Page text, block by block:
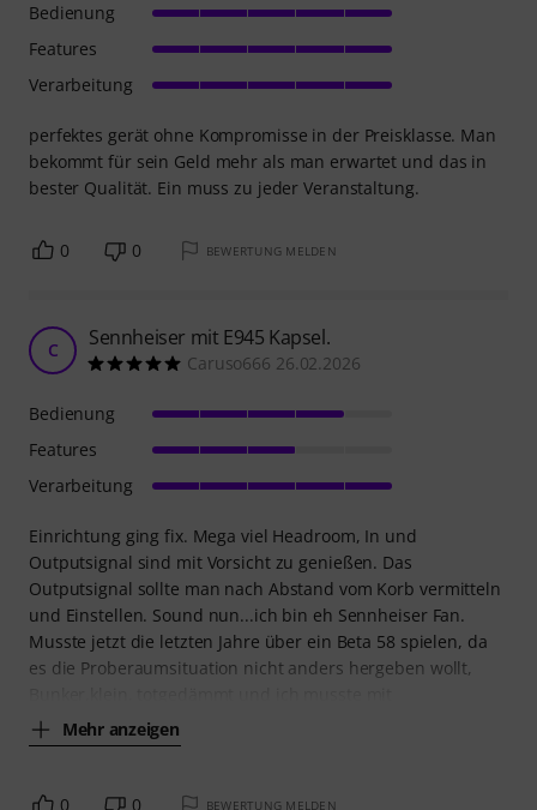
perfektes gerät ohne Kompromisse in der Preisklasse. Man
bekommt für sein Geld mehr als man erwartet und das in
bester Qualität. Ein muss zu jeder Veranstaltung.
Bedienung
Features
Verarbeitung
0 0 BEWERTUNG MELDEN
C Sennheiser mit E945 Kapsel.
Caruso666 26.02.2026
Einrichtung ging fix. Mega viel Headroom, In und
Outputsignal sind mit Vorsicht zu genießen. Das
Outputsignal sollte man nach Abstand vom Korb vermitteln
und Einstellen. Sound nun...ich bin eh Sennheiser Fan.
Musste jetzt die letzten Jahre über ein Beta 58 spielen, da
es die Proberaumsituation nicht anders hergeben wollt,
Mehr anzeigen
Bedienung
Features
Verarbeitung
0 0 BEWERTUNG MELDEN